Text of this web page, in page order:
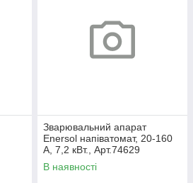
Зварювальний апарат
Enersol напіватомат, 20-160
A, 7,2 кВт., Арт.74629
В наявності